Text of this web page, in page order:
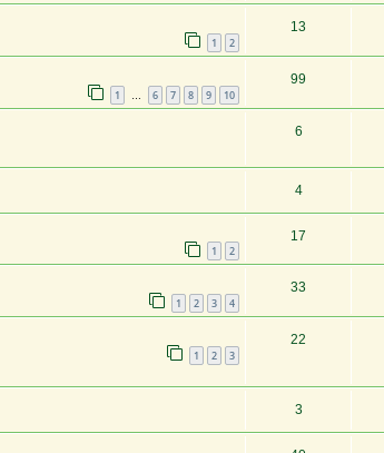
1 2
13
1 … 6 7 8 9 10
99
6
4
1 2
17
1 2 3 4
33
1 2 3
22
3